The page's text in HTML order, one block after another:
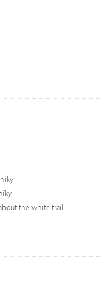
the white trail